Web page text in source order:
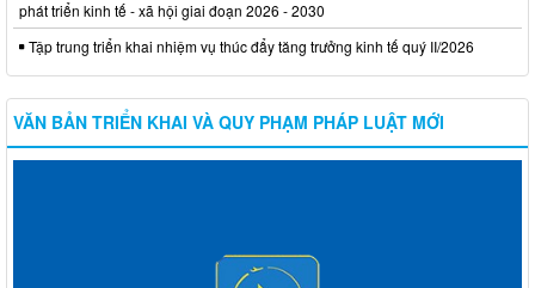
phát triển kinh tế - xã hội giai đoạn 2026 - 2030
Tập trung triển khai nhiệm vụ thúc đẩy tăng trưởng kinh tế quý II/2026
VĂN BẢN TRIỂN KHAI VÀ QUY PHẠM PHÁP LUẬT MỚI